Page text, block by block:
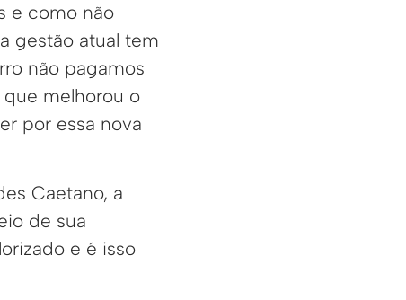
e como não
gestão atual tem
não pagamos
melhorou o
por essa nova
Caetano, a
de sua
e é isso